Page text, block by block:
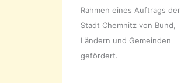
Rahmen eines Auftrags der
Stadt Chemnitz von Bund,
Ländern und Gemeinden
gefördert.